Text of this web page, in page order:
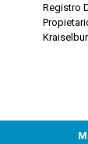
Registro